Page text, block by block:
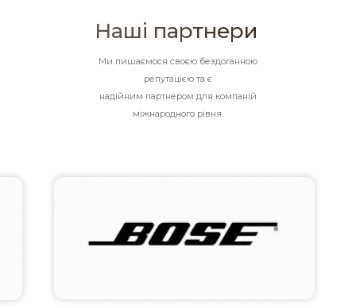
Наші партнери
Ми пишаємося своєю бездоганною
репутацією та є
надійним партнером для компаній
міжнародного рівня.